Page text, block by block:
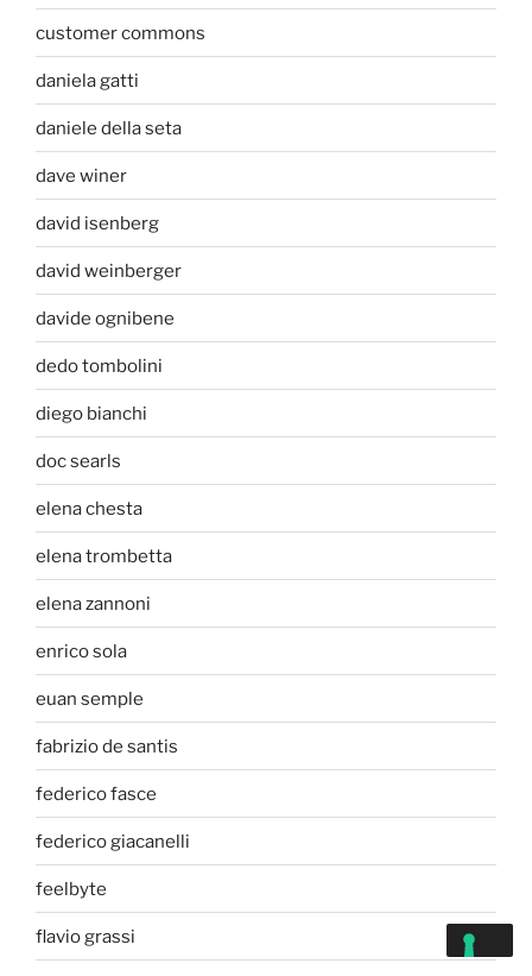
customer commons
daniela gatti
daniele della seta
dave winer
david isenberg
david weinberger
davide ognibene
dedo tombolini
diego bianchi
doc searls
elena chesta
elena trombetta
elena zannoni
enrico sola
euan semple
fabrizio de santis
federico fasce
federico giacanelli
feelbyte
flavio grassi